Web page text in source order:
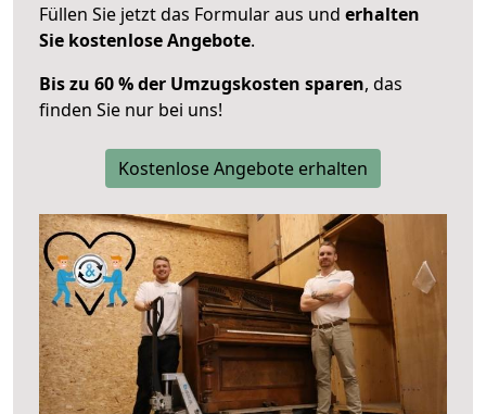
Füllen Sie jetzt das Formular aus und erhalten
Sie kostenlose Angebote.
Bis zu 60 % der Umzugskosten sparen, das
finden Sie nur bei uns!
Kostenlose Angebote erhalten